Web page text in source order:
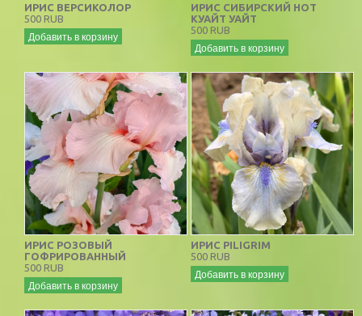
ИРИС ВЕРСИКОЛОР
500 RUB
Добавить в корзину
ИРИС СИБИРСКИЙ НОТ
КУАЙТ УАЙТ
500 RUB
Добавить в корзину
ИРИС РОЗОВЫЙ
ГОФРИРОВАННЫЙ
500 RUB
Добавить в корзину
ИРИС PILIGRIM
500 RUB
Добавить в корзину